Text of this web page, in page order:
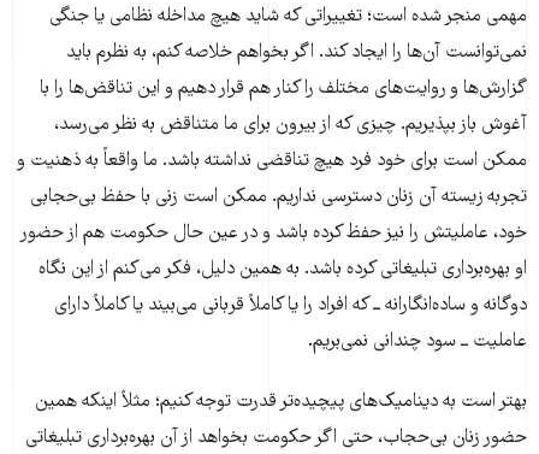
مهمی منجر شده است؛ تغییراتی که شاید هیچ مداخله نظامی یا جنگی
نمی‌توانست آن‌ها را ایجاد کند. اگر بخواهم خلاصه کنم، به نظرم باید
گزارش‌ها و روایت‌های مختلف را کنار هم قرار دهیم و این تناقض‌ها را با
آغوش باز بپذیریم. چیزی که از بیرون برای ما متناقض به نظر می‌رسد،
ممکن است برای خود فرد هیچ تناقضی نداشته باشد. ما واقعاً به ذهنیت و
تجربه زیسته آن زنان دسترسی نداریم. ممکن است زنی با حفظ بی‌حجابی
خود، عاملیتش را نیز حفظ کرده باشد و در عین حال حکومت هم از حضور
او بهره‌برداری تبلیغاتی کرده باشد. به همین دلیل، فکر می‌کنم از این نگاه
دوگانه و ساده‌انگارانه ــ که افراد را یا کاملاً قربانی می‌بیند یا کاملاً دارای
عاملیت ــ سود چندانی نمی‌بریم.
بهتر است به دینامیک‌های پیچیده‌تر قدرت توجه کنیم؛ مثلاً اینکه همین
حضور زنان بی‌حجاب، حتی اگر حکومت بخواهد از آن بهره‌برداری تبلیغاتی